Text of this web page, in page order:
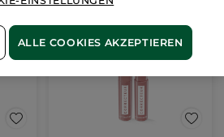
ALLE COOKIES AKZEPTIEREN